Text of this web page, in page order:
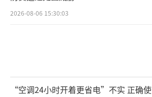
2026-08-06 15:30:03
“空调24小时开着更省电”不实 正确使